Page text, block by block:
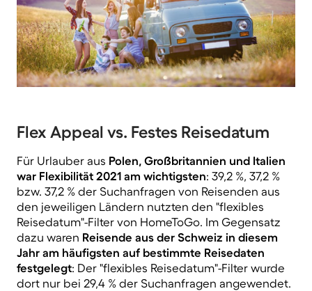
Flex Appeal vs. Festes Reisedatum
Für Urlauber aus Polen, Großbritannien und Italien
war Flexibilität 2021 am wichtigsten: 39,2 %, 37,2 %
bzw. 37,2 % der Suchanfragen von Reisenden aus
den jeweiligen Ländern nutzten den "flexibles
Reisedatum"-Filter von HomeToGo. Im Gegensatz
dazu waren Reisende aus der Schweiz in diesem
Jahr am häufigsten auf bestimmte Reisedaten
festgelegt: Der "flexibles Reisedatum"-Filter wurde
dort nur bei 29,4 % der Suchanfragen angewendet.